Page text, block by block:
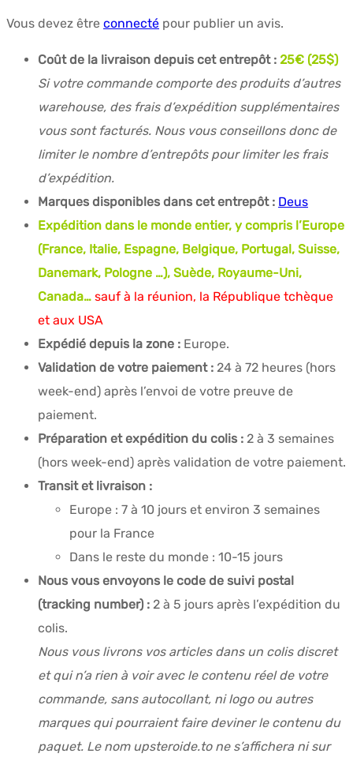
Vous devez être connecté pour publier un avis.
Coût de la livraison depuis cet entrepôt : 25€ (25$)
Si votre commande comporte des produits d’autres
warehouse, des frais d’expédition supplémentaires
vous sont facturés. Nous vous conseillons donc de
limiter le nombre d’entrepôts pour limiter les frais
d’expédition.
Marques disponibles dans cet entrepôt : Deus
Expédition dans le monde entier, y compris l’Europe
(France, Italie, Espagne, Belgique, Portugal, Suisse,
Danemark, Pologne …), Suède, Royaume-Uni,
Canada… sauf à la réunion, la République tchèque
et aux USA
Expédié depuis la zone : Europe.
Validation de votre paiement : 24 à 72 heures (hors
week-end) après l’envoi de votre preuve de
paiement.
Préparation et expédition du colis : 2 à 3 semaines
(hors week-end) après validation de votre paiement.
Transit et livraison :
Europe : 7 à 10 jours et environ 3 semaines
pour la France
Dans le reste du monde : 10-15 jours
Nous vous envoyons le code de suivi postal
(tracking number) : 2 à 5 jours après l’expédition du
colis.
Nous vous livrons vos articles dans un colis discret
et qui n’a rien à voir avec le contenu réel de votre
commande, sans autocollant, ni logo ou autres
marques qui pourraient faire deviner le contenu du
paquet. Le nom upsteroide.to ne s’affichera ni sur